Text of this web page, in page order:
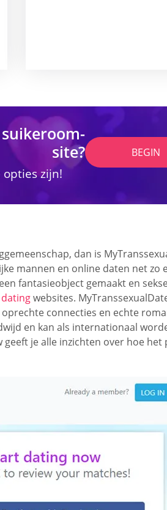
site?
zijn!
BEGIN
dan is
mannen en online daten net
fantasieobject gemaakt en
websites.
connecties en echte
en kan als internationaal
je alle inzichten over hoe